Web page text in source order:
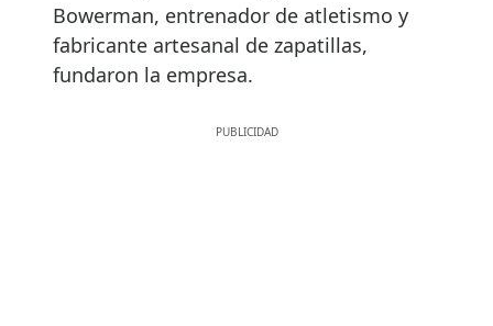
Bowerman, entrenador de atletismo y
fabricante artesanal de zapatillas,
fundaron la empresa.